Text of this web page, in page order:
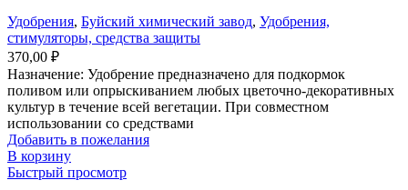
Удобрения, Буйский химический завод, Удобрения,
стимуляторы, средства защиты
370,00 ₽
Назначение: Удобрение предназначено для подкормок
поливом или опрыскиванием любых цветочно-декоративных
культур в течение всей вегетации. При совместном
использовании со средствами
Добавить в пожелания
В корзину
Быстрый просмотр